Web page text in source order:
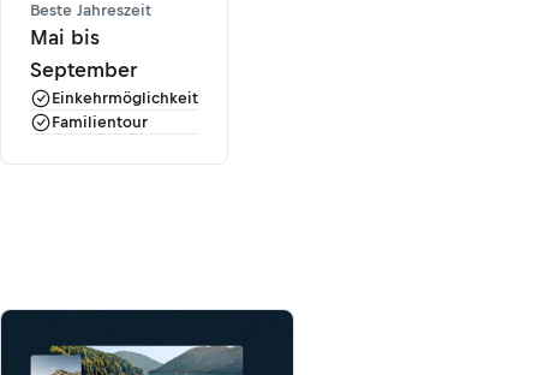
Beste Jahreszeit
Mai bis
September
Einkehrmöglichkeit
Familientour